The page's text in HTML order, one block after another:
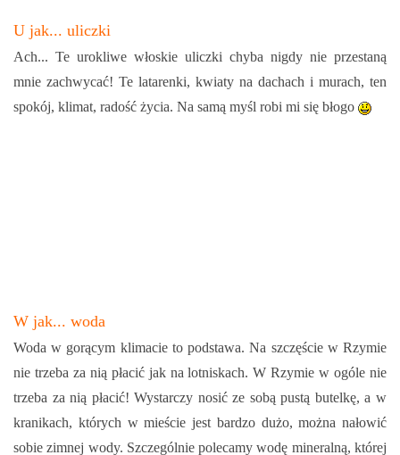
U jak... uliczki
Ach... Te urokliwe włoskie uliczki chyba nigdy nie przestaną
mnie zachwycać! Te latarenki, kwiaty na dachach i murach, ten
spokój, klimat, radość życia. Na samą myśl robi mi się błogo
W jak... woda
Woda w gorącym klimacie to podstawa. Na szczęście w Rzymie
nie trzeba za nią płacić jak na lotniskach. W Rzymie w ogóle nie
trzeba za nią płacić! Wystarczy nosić ze sobą pustą butelkę, a w
kranikach, których w mieście jest bardzo dużo, można nałowić
sobie zimnej wody. Szczególnie polecamy wodę mineralną, której